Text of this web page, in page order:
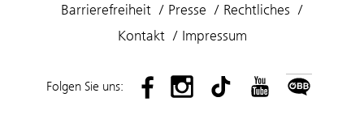
Barrierefreiheit Presse
Rechtliches
Kontakt
Impressum
Folgen Sie uns: